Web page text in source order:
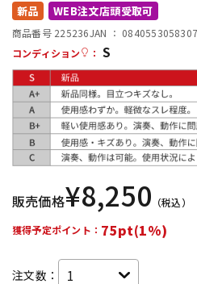
配信/ライブ機器
新品 WEB注文店頭受取可
商品番号 225236JAN ： 0840553058307
コンディション
： S
販売価格¥8,250 （税込）
獲得予定ポイント： 75pt(1%)
注文数：